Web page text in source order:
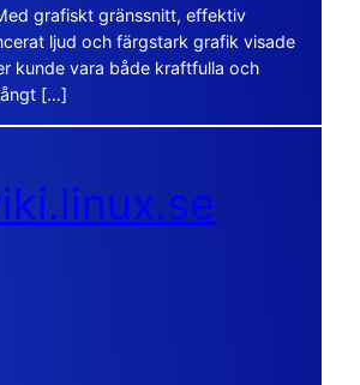
grafiskt gränssnitt, effektiv
ljud och färgstark grafik visade
kunde vara både kraftfulla och
[…]